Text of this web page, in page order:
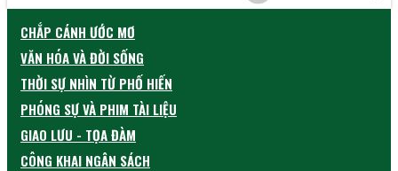
CHẮP CÁNH ƯỚC MƠ
VĂN HÓA VÀ ĐỜI SỐNG
THỜI SỰ NHÌN TỪ PHỐ HIẾN
PHÓNG SỰ VÀ PHIM TÀI LIỆU
GIAO LƯU - TỌA ĐÀM
CÔNG KHAI NGÂN SÁCH